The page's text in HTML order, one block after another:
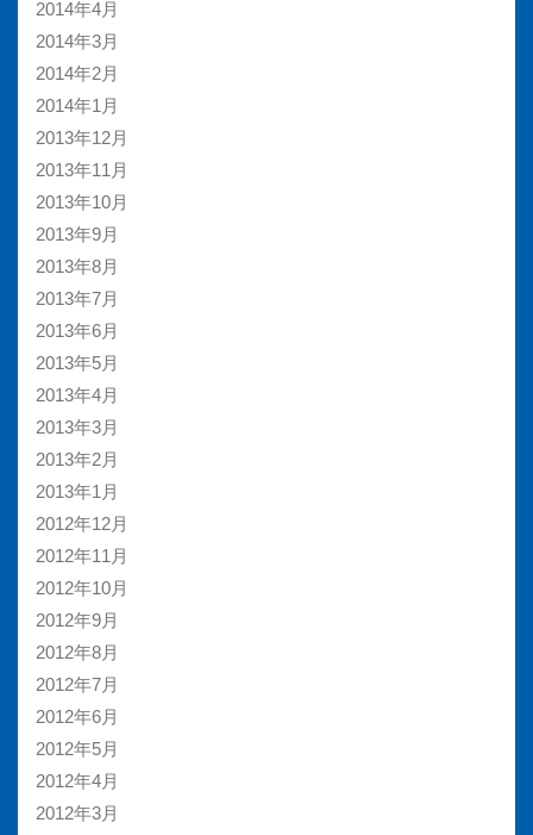
2014年4月
2014年3月
2014年2月
2014年1月
2013年12月
2013年11月
2013年10月
2013年9月
2013年8月
2013年7月
2013年6月
2013年5月
2013年4月
2013年3月
2013年2月
2013年1月
2012年12月
2012年11月
2012年10月
2012年9月
2012年8月
2012年7月
2012年6月
2012年5月
2012年4月
2012年3月